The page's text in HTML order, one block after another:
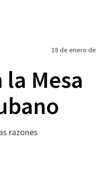
18 de enero de
Mesa
razones